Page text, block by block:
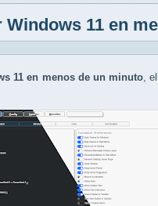
11 en
11 en menos de un minuto,